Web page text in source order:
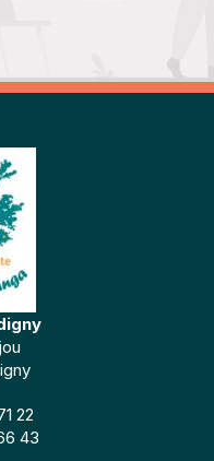
22
43